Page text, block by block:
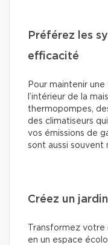
Préférez les
efficacité
Pour maintenir
l’intérieur de la
thermopompes,
des climatiseurs
vos émissions de
sont aussi souvent
Créez un
Transformez
en un espace